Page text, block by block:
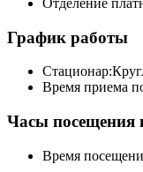
Отделение
График работы
Стационар:
Время приема
Часы посещения
Время